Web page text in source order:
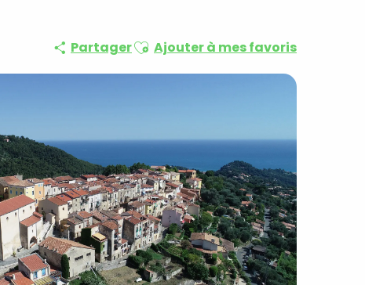
PartagerAjouter aux favoris
Ajouter à mes favoris